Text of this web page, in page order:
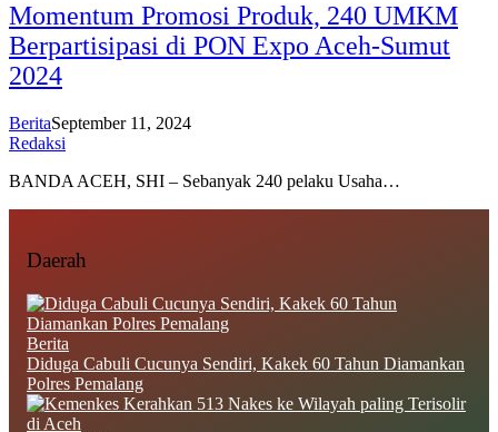
Momentum Promosi Produk, 240 UMKM
Berpartisipasi di PON Expo Aceh-Sumut
2024
BeritaSeptember 11, 2024
Redaksi
BANDA ACEH, SHI – Sebanyak 240 pelaku Usaha…
Daerah
Berita
Diduga Cabuli Cucunya Sendiri, Kakek 60 Tahun Diamankan
Polres Pemalang